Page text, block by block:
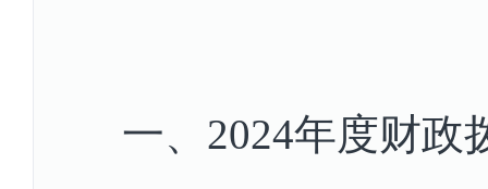
一、2024年度财政